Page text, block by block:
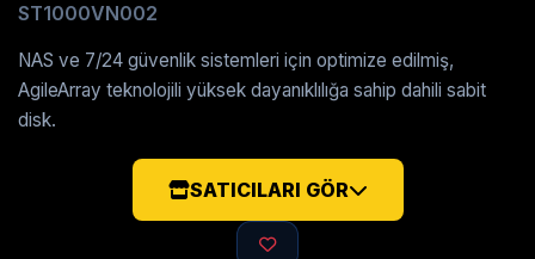
ST1000VN002
NAS ve 7/24 güvenlik sistemleri için optimize edilmiş,
AgileArray teknolojili yüksek dayanıklılığa sahip dahili sabit
disk.
SATICILARI GÖR